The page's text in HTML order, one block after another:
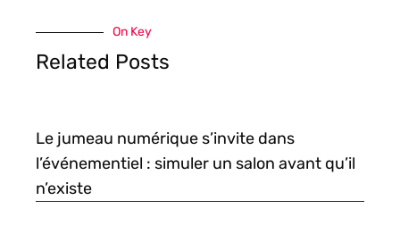
On Key
Related Posts
Le jumeau numérique s’invite dans
l’événementiel : simuler un salon avant qu’il
n’existe